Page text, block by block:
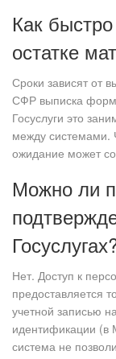
Как
остатке
Сроки зависят от
СФР выписка
Госуслуги это
между системами.
ожидание может
Можно ли
Нет. Доступ к
предоставляется
учетной записью
идентификации
система не